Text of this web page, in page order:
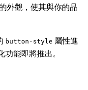
外觀，使其與你的品
button-style 屬性進
能即將推出。